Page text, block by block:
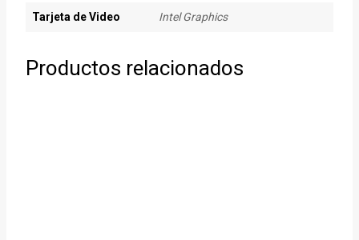
Tarjeta de Video Intel Graphics
Productos relacionados